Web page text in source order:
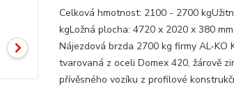
Celková hmotnost: 2100 - 2700
kgLožná plocha: 4720 x 2020 x 380
Nájezdová brzda 2700 kg firmy AL-KO
tvarovaná z oceli Domex 420, žárově
přívěsného vozíku z profilové